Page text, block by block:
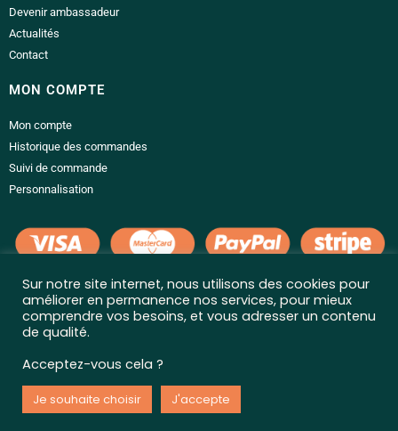
Devenir ambassadeur
Actualités
Contact
MON COMPTE
Mon compte
Historique des commandes
Suivi de commande
Personnalisation
LIENS UTILES
Conditions générales de vente
Mentions légales
Livraison et retour
Questions fréquentes
Sur notre site internet, nous utilisons des cookies pour
améliorer en permanence nos services, pour mieux
comprendre vos besoins, et vous adresser un contenu
de qualité.
Acceptez-vous cela ?
Je souhaite choisir J'accepte